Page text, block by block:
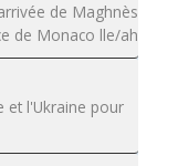
de Maghnès
de Monaco lle/ah
et l'Ukraine pour